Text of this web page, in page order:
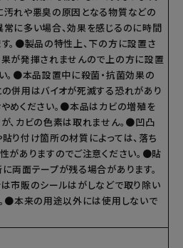
れや悪臭の原因となる物質などの
に多い場合、効果を感じるのに時間
。●製品の特性上、下の方に設置さ
が発揮されませんので上の方に設置
。●本品設置中に殺菌・抗菌効果の
併用はバイオが死滅する恐れがあり
めください。●本品はカビの増殖を
、カビの色素は取れません。●凹凸
り付け箇所の材質によっては、落ち
がありますのでご注意ください。●貼
両面テープが残る場合があります。
市販のシールはがしなどで取り除い
●本来の用途以外には使用しないで